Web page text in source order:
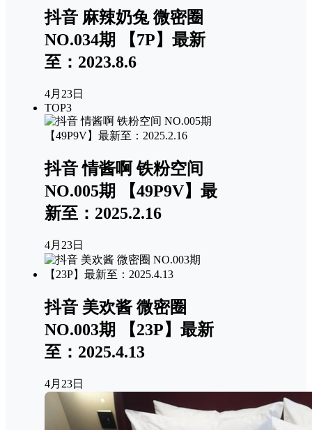
抖音 麻辣奶兔 微密圈
NO.034期 【7P】最新
至：2023.8.6
4月23日
TOP3
抖音 情酱啊 铁粉空间
NO.005期 【49P9V】最
新至：2025.2.16
4月23日
抖音 美欢酱 微密圈
NO.003期 【23P】最新
至：2025.4.13
4月23日